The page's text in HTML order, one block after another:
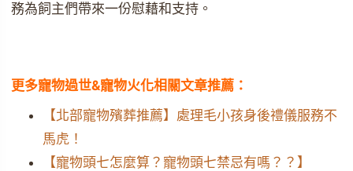
務為飼主們帶來一份慰藉和支持。
更多寵物過世&寵物火化相關文章推薦：
【北部寵物殯葬推薦】處理毛小孩身後禮儀服務不
馬虎！
【寵物頭七怎麼算？寵物頭七禁忌有嗎？？】